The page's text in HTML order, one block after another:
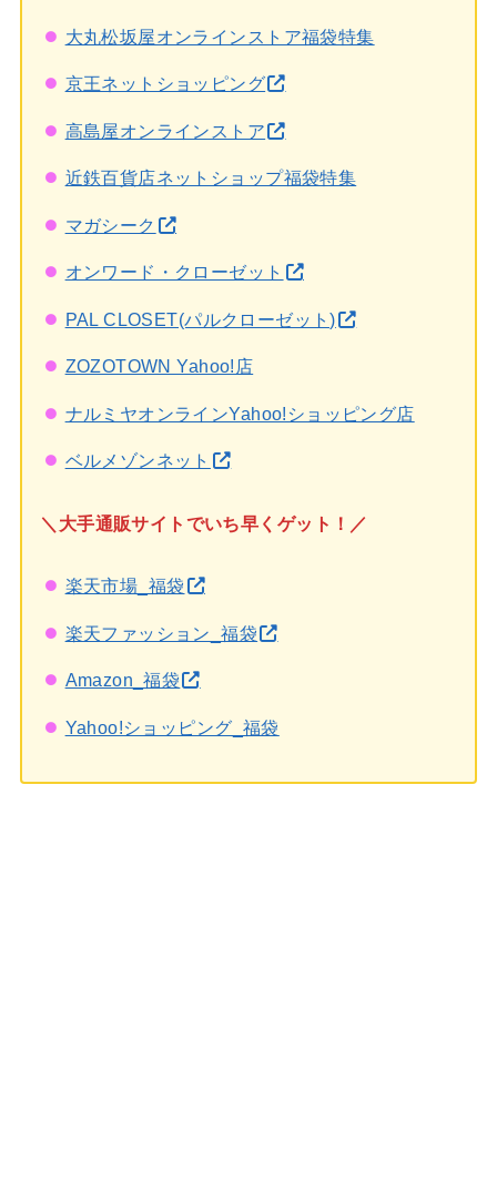
大丸松坂屋オンラインストア福袋特集
京王ネットショッピング
高島屋オンラインストア
近鉄百貨店ネットショップ福袋特集
マガシーク
オンワード・クローゼット
PAL CLOSET(パルクローゼット)
ZOZOTOWN Yahoo!店
ナルミヤオンラインYahoo!ショッピング店
ベルメゾンネット
＼大手通販サイトでいち早くゲット！／
楽天市場_福袋
楽天ファッション_福袋
Amazon_福袋
Yahoo!ショッピング_福袋